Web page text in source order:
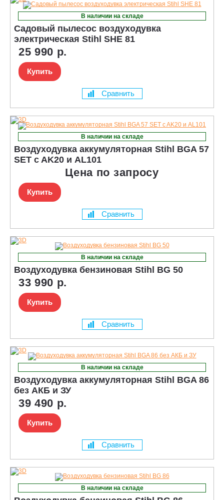
В наличии на складе
Садовый пылесос воздуходувка
электрическая Stihl SHE 81
25 990 р.
Купить
Сравнить
В наличии на складе
Воздуходувка аккумуляторная Stihl BGA 57
SET c AK20 и AL101
Цена по запросу
Купить
Сравнить
В наличии на складе
Воздуходувка бензиновая Stihl BG 50
33 990 р.
Купить
Сравнить
В наличии на складе
Воздуходувка аккумуляторная Stihl BGA 86
без АКБ и ЗУ
39 490 р.
Купить
Сравнить
В наличии на складе